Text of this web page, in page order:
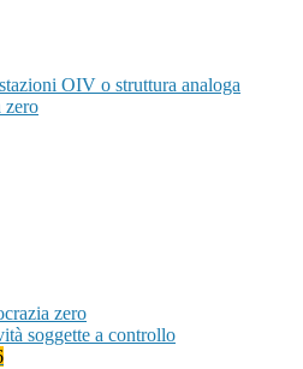
OIV o struttura analoga
zero
zero
soggette a controllo